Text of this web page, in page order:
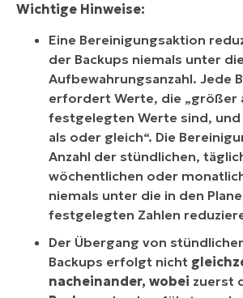
Wichtige Hinweise:
Eine Bereinigungsaktion
der Backups niemals unter
Aufbewahrungsanzahl. Jede
erfordert Werte, die „größer
festgelegten Werte sind,
als oder gleich“. Die
Anzahl der stündlichen,
wöchentlichen oder
niemals unter die in den
festgelegten Zahlen
Der Übergang von
Backups erfolgt nicht
nacheinander, wobei zuerst